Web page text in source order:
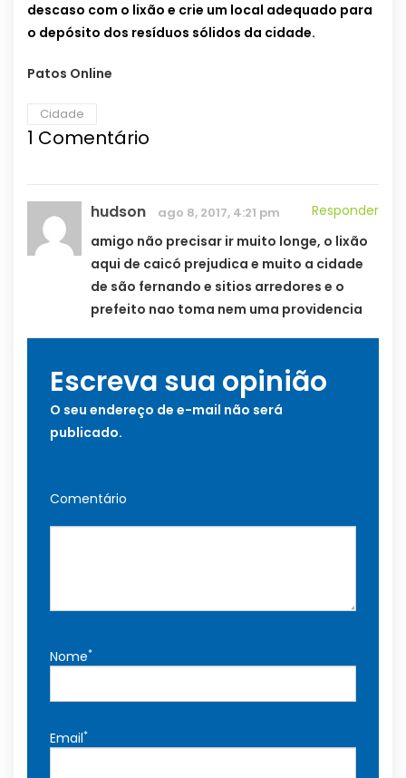
descaso com o lixão e crie um local adequado para
o depósito dos resíduos sólidos da cidade.
Patos Online
Cidade
1 Comentário
hudson ago 8, 2017, 4:21 pm
Responder
amigo não precisar ir muito longe, o lixão
aqui de caicó prejudica e muito a cidade
de são fernando e sitios arredores e o
prefeito nao toma nem uma providencia
Escreva sua opinião
O seu endereço de e-mail não será
publicado.
Comentário
Nome*
Email*